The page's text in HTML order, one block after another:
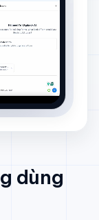
dùng